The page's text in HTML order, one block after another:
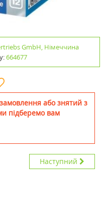
GmbH, Німеччина
664677
або знятий з
підберемо вам
Наступний